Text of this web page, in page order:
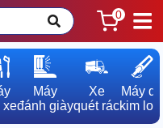
0
xe
Máy
đánh giày
Xe
quét rác
Máy dò
kim loại